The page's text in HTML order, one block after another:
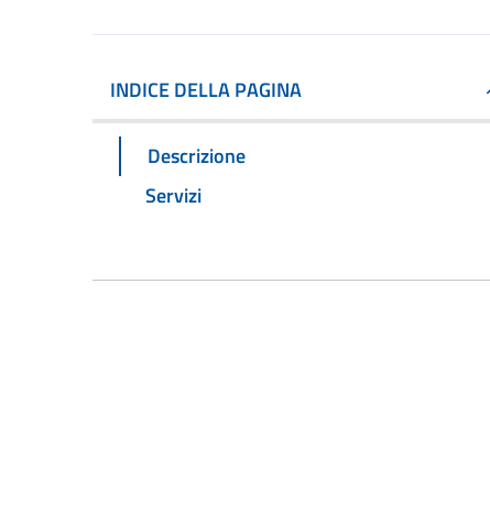
INDICE DELLA PAGINA
Descrizione
Servizi